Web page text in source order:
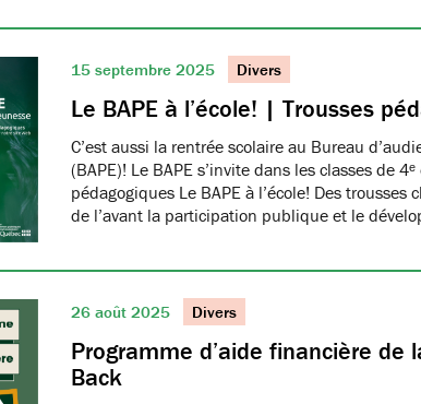
15 septembre 2025 Divers
Le BAPE à l’école! | Trousses
C’est aussi la rentrée scolaire au Bureau
(BAPE)! Le BAPE s’invite dans les classes de
pédagogiques Le BAPE à l’école! Des
de l’avant la participation publique et le
26 août 2025 Divers
Programme d’aide financière de
Back